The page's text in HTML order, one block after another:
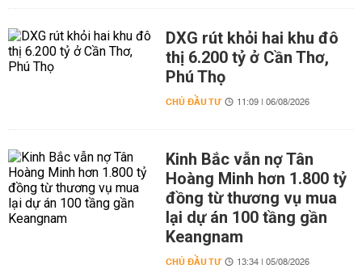
DXG rút khỏi hai khu đô
thị 6.200 tỷ ở Cần Thơ,
Phú Thọ
CHỦ ĐẦU TƯ 11:09 | 06/08/2026
Kinh Bắc vẫn nợ Tân
Hoàng Minh hơn 1.800 tỷ
đồng từ thương vụ mua
lại dự án 100 tầng gần
Keangnam
CHỦ ĐẦU TƯ 13:34 | 05/08/2026